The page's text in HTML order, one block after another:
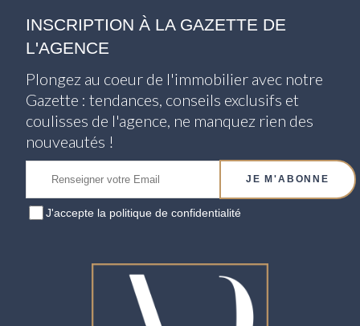
INSCRIPTION À LA GAZETTE DE
L'AGENCE
Plongez au coeur de l'immobilier avec notre
Gazette : tendances, conseils exclusifs et
coulisses de l'agence, ne manquez rien des
nouveautés !
J'accepte la politique de confidentialité